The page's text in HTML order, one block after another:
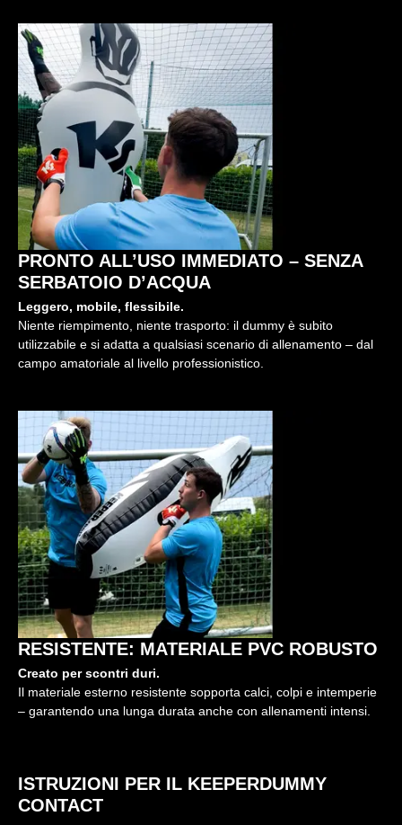
PRONTO ALL’USO IMMEDIATO – SENZA
SERBATOIO D’ACQUA
Leggero, mobile, flessibile.
Niente riempimento, niente trasporto: il dummy è subito
utilizzabile e si adatta a qualsiasi scenario di allenamento – dal
campo amatoriale al livello professionistico.
RESISTENTE: MATERIALE PVC ROBUSTO
Creato per scontri duri.
Il materiale esterno resistente sopporta calci, colpi e intemperie
– garantendo una lunga durata anche con allenamenti intensi.
ISTRUZIONI PER IL KEEPERDUMMY
CONTACT